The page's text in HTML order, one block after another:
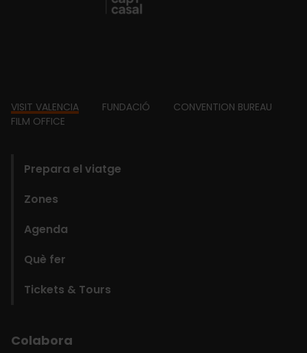
Footer
VISIT VALENCIA FUNDACIÓ
CONVENTION BUREAU
FILM OFFICE
Prepara el viatge
Zones
Agenda
Què fer
Tickets & Tours
Colabora